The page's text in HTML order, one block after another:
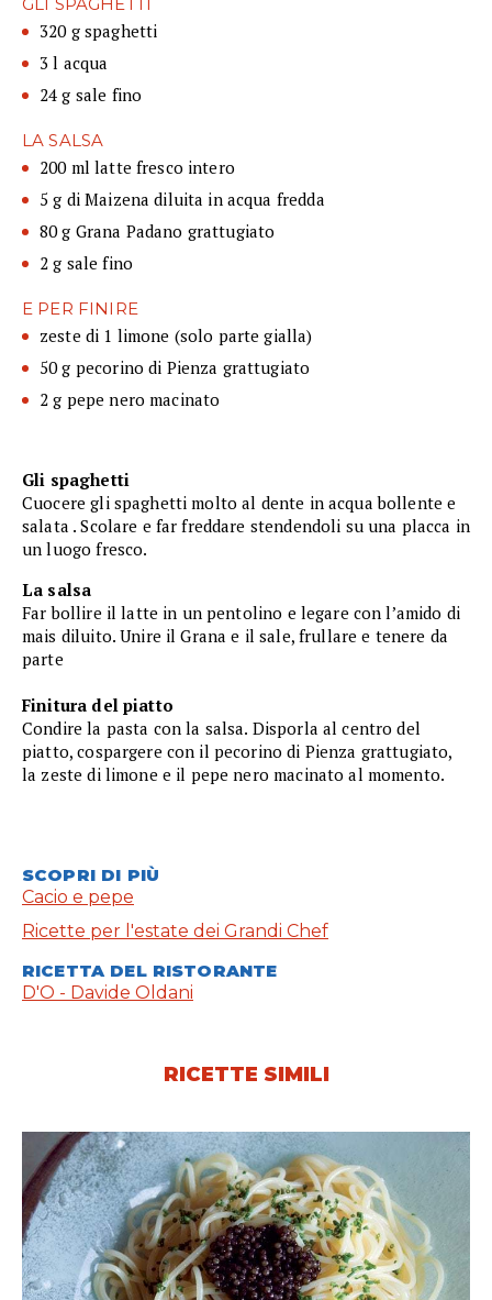
GLI SPAGHETTI
320 g spaghetti
3 l acqua
24 g sale fino
LA SALSA
200 ml latte fresco intero
5 g di Maizena diluita in acqua fredda
80 g Grana Padano grattugiato
2 g sale fino
E PER FINIRE
zeste di 1 limone (solo parte gialla)
50 g pecorino di Pienza grattugiato
2 g pepe nero macinato
Gli spaghetti
Cuocere gli spaghetti molto al dente in acqua bollente e
salata . Scolare e far freddare stendendoli su una placca in
un luogo fresco.
La salsa
Far bollire il latte in un pentolino e legare con l’amido di
mais diluito. Unire il Grana e il sale, frullare e tenere da
parte
Finitura del piatto
Condire la pasta con la salsa. Disporla al centro del
piatto, cospargere con il pecorino di Pienza grattugiato,
la zeste di limone e il pepe nero macinato al momento.
SCOPRI DI PIÙ
Cacio e pepe
Ricette per l'estate dei Grandi Chef
RICETTA DEL RISTORANTE
D'O - Davide Oldani
RICETTE SIMILI